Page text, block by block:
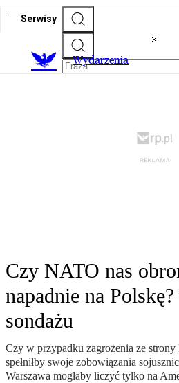
Serwisy
Wydarzenia
Czy NATO nas
napadnie na
sondażu
Czy w przypadku zagrożenia ze
spełniłby swoje zobowiązania
Warszawa mogłaby liczyć tylko na